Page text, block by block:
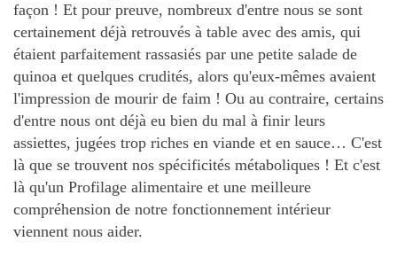
façon ! Et pour preuve, nombreux d'entre nous se sont
certainement déjà retrouvés à table avec des amis, qui
étaient parfaitement rassasiés par une petite salade de
quinoa et quelques crudités, alors qu'eux-mêmes avaient
l'impression de mourir de faim ! Ou au contraire, certains
d'entre nous ont déjà eu bien du mal à finir leurs
assiettes, jugées trop riches en viande et en sauce… C'est
là que se trouvent nos spécificités métaboliques ! Et c'est
là qu'un Profilage alimentaire et une meilleure
compréhension de notre fonctionnement intérieur
viennent nous aider.